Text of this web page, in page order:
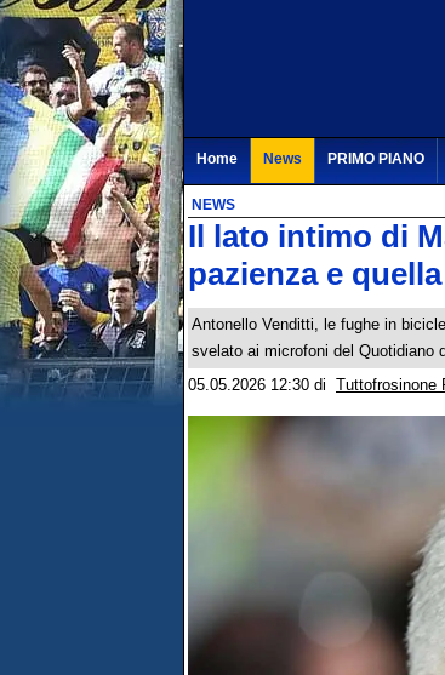
Home News PRIMO PIANO
NEWS
Il lato intimo di
pazienza e
Antonello Venditti, le fughe in
svelato ai microfoni del Quotidiano
05.05.2026 12:30 di Tuttofrosinone